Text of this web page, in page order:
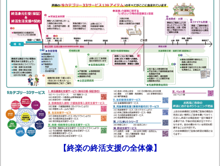
【終楽の終活支援の全体像】